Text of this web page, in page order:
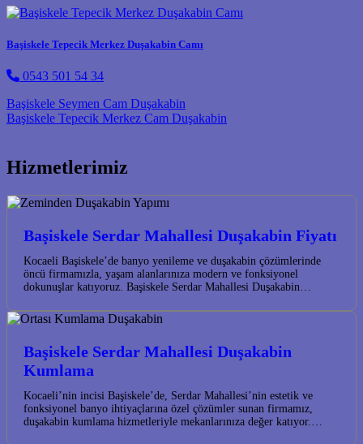
Başiskele Tepecik Merkez Duşakabin Camı
0543 501 54 34
Post navigation
Başiskele Seymen Cam Duşakabin
Başiskele Tepecik Merkez Cam Duşakabin
Hizmetlerimiz
Başiskele Serdar Mahallesi Duşakabin Fiyatı
Kocaeli Başiskele’de banyo yenileme ve duşakabin çözümlerinde
öncü firmamızla, yaşam alanlarınıza modern ve fonksiyonel
dokunuşlar katıyoruz. Başiskele Serdar Mahallesi Duşakabin…
Başiskele Serdar Mahallesi Duşakabin
Kumlama
Kocaeli’nin incisi Başiskele’de, Serdar Mahallesi’nin estetik ve
fonksiyonel banyo ihtiyaçlarına özel çözümler sunan firmamız,
duşakabin kumlama hizmetleriyle mekanlarınıza değer katıyor.…